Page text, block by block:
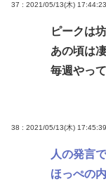
37 : 2021/05/13(木)
ピークは
あの頃は
毎週やっ
38 : 2021/05/13(木)
人の発言
ほっぺの